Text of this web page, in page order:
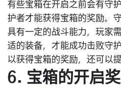
有些宝箱在开启之前会有守
护者才能获得宝箱的奖励。
具有一定的战斗能力，玩家
适的装备，才能成功击败守
以获得宝箱的奖励，还可以
6. 宝箱的开启